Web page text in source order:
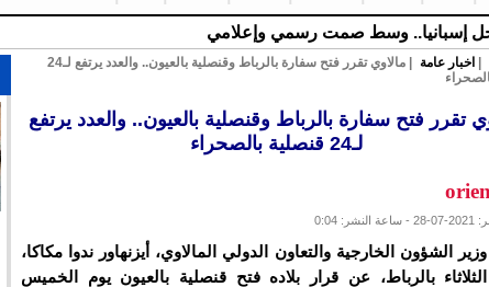
إسبانيا.. وسط صمت رسمي وإعلامي
اخبار عامة
| مالاوي تقرر فتح سفارة بالرباط وقنصلية بالعيون.. والعدد يرتفع لـ24
تقرر فتح سفارة بالرباط وقنصلية بالعيون.. والعدد يرتفع
لـ24 قنصلية بالصحراء
0:04
الشؤون الخارجية والتعاون الدولي المالاوي، أيزنهاور ندوا مكاكا،
الثلاثاء بالرباط، عن قرار بلاده فتح قنصلية بالعيون يوم الخميس